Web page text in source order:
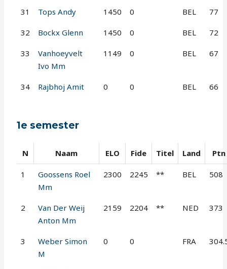
31 Tops Andy 1450 0 BEL 77
32 Bockx Glenn 1450 0 BEL 72
33
Vanhoeyvelt
Ivo Mm
1149 0 BEL 67
34 Rajbhoj Amit 0 0 BEL 66
1e semester
N Naam ELO Fide Titel Land Ptn
1
Goossens Roel
Mm
2300 2245 ** BEL 508
2
Van Der Weij
Anton Mm
2159 2204 ** NED 373
3
Weber Simon
M
0 0 FRA